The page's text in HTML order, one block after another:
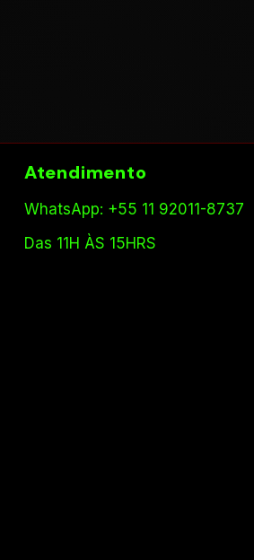
Atendimento
WhatsApp: +55 11 92011-8737
Das 11H ÀS 15HRS